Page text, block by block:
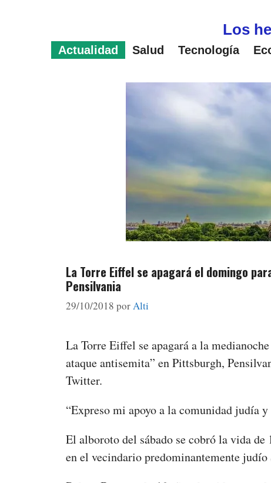
Los
Actualidad Salud Tecnología
La Torre Eiffel se apagará el domingo
Pensilvania
29/10/2018 por Alti
La Torre Eiffel se apagará a la
ataque antisemita” en Pittsburgh,
Twitter.
“Expreso mi apoyo a la comunidad judía
El alboroto del sábado se cobró la vida
en el vecindario predominantemente